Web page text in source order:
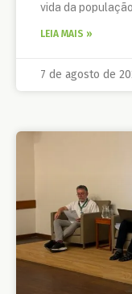
vida da
LEIA MAIS »
7 de agosto de